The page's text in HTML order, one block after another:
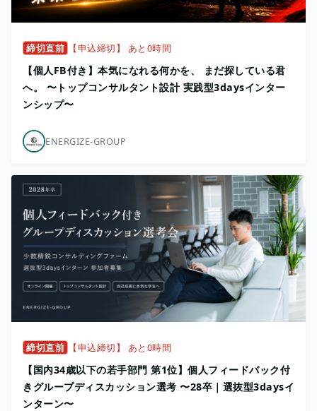
締切直前 【申込締切】 あと0時間
【個人FB付き】本気になれる何かを、 まだ探している君
へ。 〜トップコンサルタント設計 実践型3daysインター
ンシップ〜
ENERGIZE-GROUP
締切直前 【申込締切】 あと0時間
【国内34歳以下の若手部門 第1位】個人フィードバック付
きグループディスカッション選考 〜28卒｜選抜型3daysイ
ンターン〜